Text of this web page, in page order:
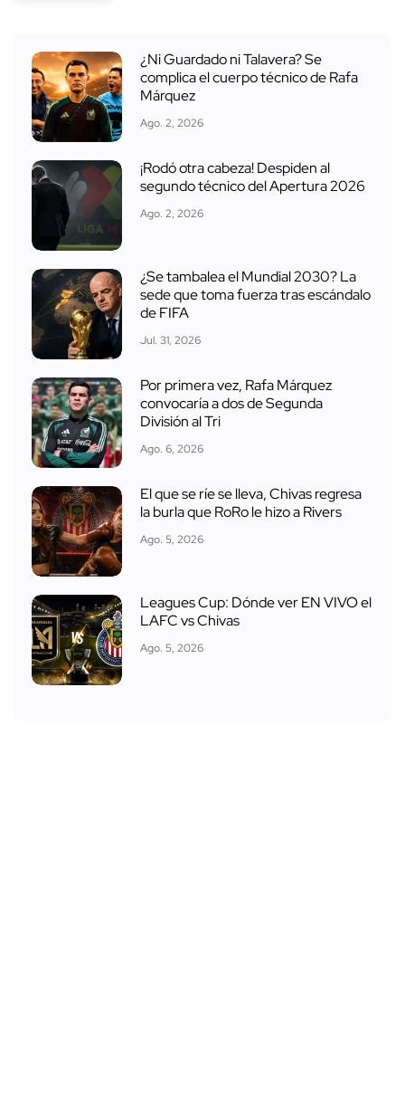
¿Ni Guardado ni Talavera? Se
complica el cuerpo técnico de Rafa
Márquez
Ago. 2, 2026
¡Rodó otra cabeza! Despiden al
segundo técnico del Apertura 2026
Ago. 2, 2026
¿Se tambalea el Mundial 2030? La
sede que toma fuerza tras escándalo
de FIFA
Jul. 31, 2026
Por primera vez, Rafa Márquez
convocaría a dos de Segunda
División al Tri
Ago. 6, 2026
El que se ríe se lleva, Chivas regresa
la burla que RoRo le hizo a Rivers
Ago. 5, 2026
Leagues Cup: Dónde ver EN VIVO el
LAFC vs Chivas
Ago. 5, 2026